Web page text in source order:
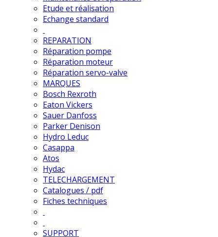
Etude et réalisation
Echange standard
REPARATION
Réparation pompe
Réparation moteur
Réparation servo-valve
MARQUES
Bosch Rexroth
Eaton Vickers
Sauer Danfoss
Parker Denison
Hydro Leduc
Casappa
Atos
Hydac
TELECHARGEMENT
Catalogues / pdf
Fiches techniques
SUPPORT